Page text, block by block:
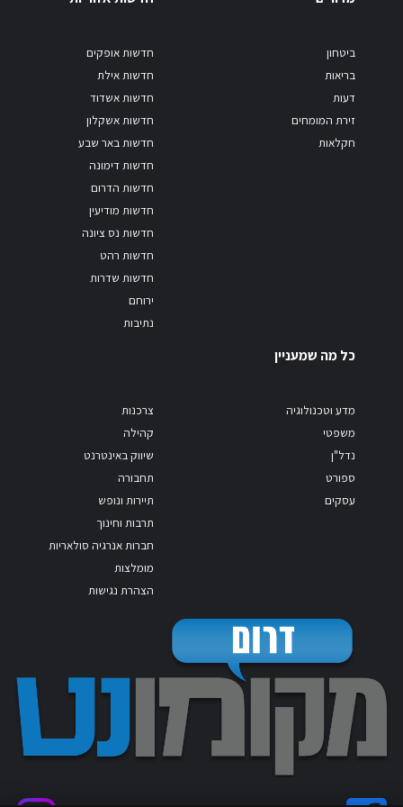
ביטחון
בריאות
דעות
זירת המומחים
חקלאות
חדשות אופקים
חדשות אילת
חדשות אשדוד
חדשות אשקלון
חדשות באר שבע
חדשות דימונה
חדשות הדרום
חדשות מודיעין
חדשות נס ציונה
חדשות רהט
חדשות שדרות
ירוחם
נתיבות
כל מה שמעניין
מדע וטכנולוגיה
משפטי
נדל"ן
ספורט
עסקים
צרכנות
קהילה
שיווק באינטרנט
תחבורה
תיירות ונופש
תרבות וחינוך
חברות אנרגיה סולאריות
מומלצות
הצהרת נגישות